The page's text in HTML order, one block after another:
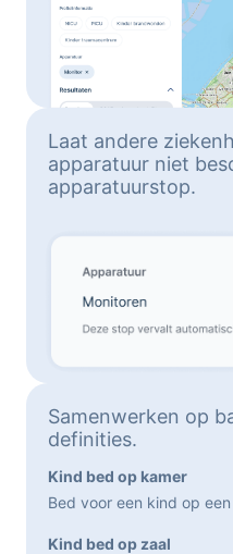
Laat andere
apparatuur niet
apparatuurstop.
Samenwerken op
definities.
Kind bed op kamer
Bed voor een kind op
Kind bed op zaal